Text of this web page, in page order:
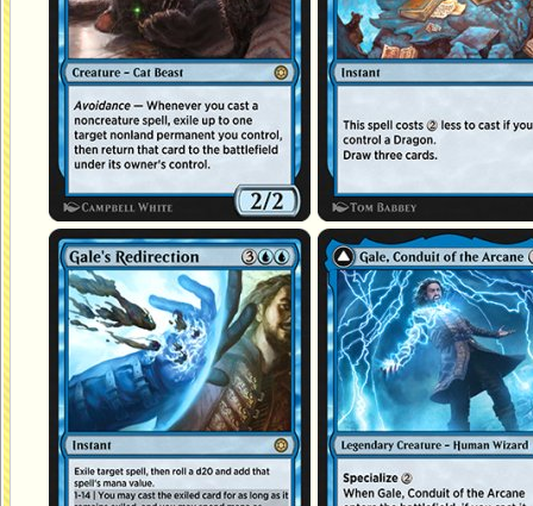
Redirection de Gaele Gaele, conduit des arcanes